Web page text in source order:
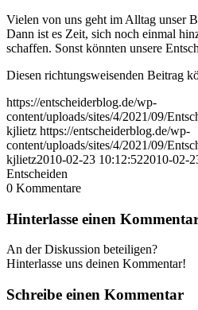
Vielen von uns geht im Alltag unser
Dann ist es Zeit, sich noch einmal
schaffen. Sonst könnten unsere
Diesen richtungsweisenden Beitrag
https://entscheiderblog.de/wp-
content/uploads/sites/4/2021/09/
kjlietz https://entscheiderblog.de/wp-
content/uploads/sites/4/2021/09/
kjlietz2010-02-23 10:12:522010-02-
Entscheiden
0 Kommentare
Hinterlasse einen
An der Diskussion beteiligen?
Hinterlasse uns deinen Kommentar!
Schreibe einen Kommentar